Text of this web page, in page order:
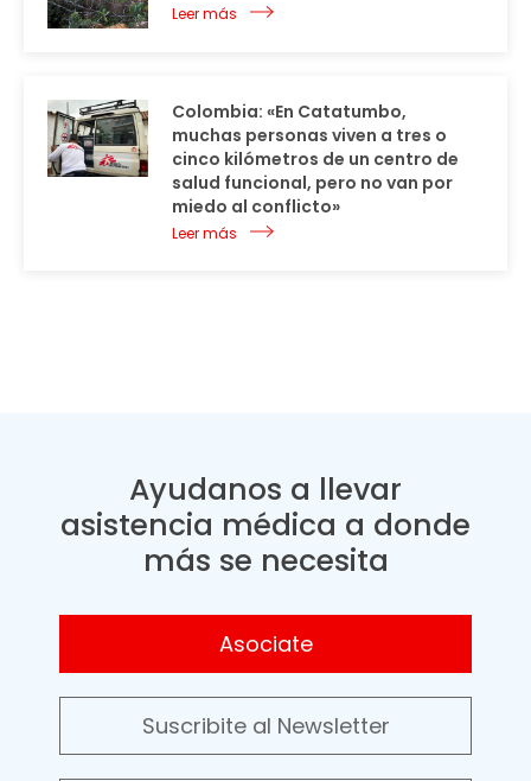
Leer más
Colombia: «En Catatumbo,
muchas personas viven a tres o
cinco kilómetros de un centro de
salud funcional, pero no van por
miedo al conflicto»
Leer más
Ayudanos a llevar
asistencia médica a donde
más se necesita
Asociate
Suscribite al Newsletter